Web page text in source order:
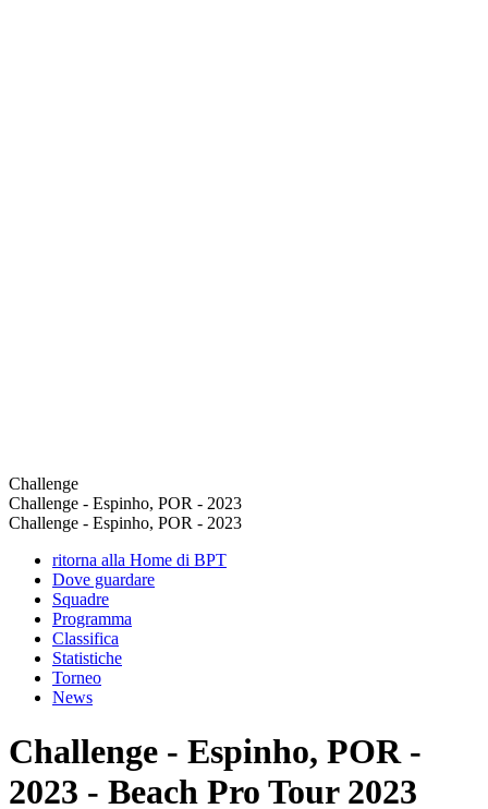
Challenge
Challenge - Espinho, POR - 2023
Challenge - Espinho, POR - 2023
ritorna alla Home di BPT
Dove guardare
Squadre
Programma
Classifica
Statistiche
Torneo
News
Challenge - Espinho, POR -
2023 - Beach Pro Tour 2023